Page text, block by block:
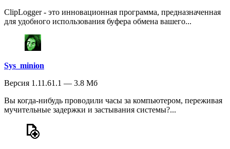
ClipLogger - это инновационная программа, предназначенная
для удобного использования буфера обмена вашего...
Sys_minion
Версия 1.11.61.1 — 3.8 Мб
Вы когда-нибудь проводили часы за компьютером, переживая
мучительные задержки и застывания системы?...